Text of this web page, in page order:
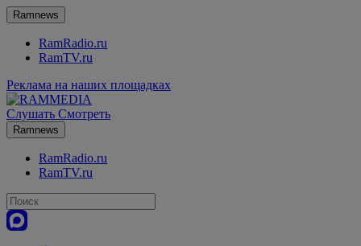
Ramnews
RamRadio.ru
RamTV.ru
Реклама на наших площадках
Слушать Смотреть
Ramnews
RamRadio.ru
RamTV.ru